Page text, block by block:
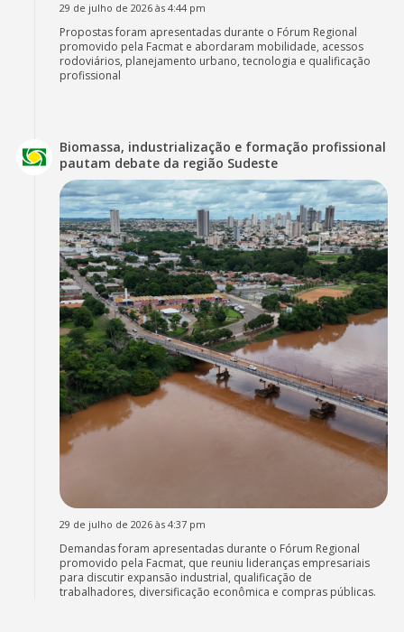
29 de julho de 2026 às 4:44 pm
Propostas foram apresentadas durante o Fórum Regional
promovido pela Facmat e abordaram mobilidade, acessos
rodoviários, planejamento urbano, tecnologia e qualificação
profissional
Biomassa, industrialização e formação profissional
pautam debate da região Sudeste
29 de julho de 2026 às 4:37 pm
Demandas foram apresentadas durante o Fórum Regional
promovido pela Facmat, que reuniu lideranças empresariais
para discutir expansão industrial, qualificação de
trabalhadores, diversificação econômica e compras públicas.